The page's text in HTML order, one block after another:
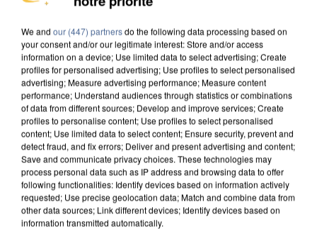
We and our (447) partnersdo the following data processing based on
your consent and/or our legitimate interest: Store and/or access
information on a device; Use limited data to select advertising; Create
profiles for personalised advertising; Use profiles to select personalised
advertising; Measure advertising performance; Measure content
performance; Understand audiences through statistics or combinations
of data from different sources; Develop and improve services; Create
profiles to personalise content; Use profiles to select personalised
content; Use limited data to select content; Ensure security, prevent and
detect fraud, and fix errors; Deliver and present advertising and content;
Save and communicate privacy choices. These technologies may
process personal data such as IP address and browsing data to offer
following functionalities: Identify devices based on information actively
requested; Use precise geolocation data; Match and combine data from
other data sources; Link different devices; Identify devices based on
information transmitted automatically.